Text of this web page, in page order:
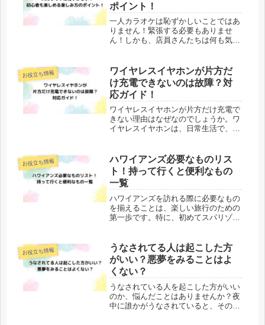
ポイント！
一人カラオケは恥ずかしいことではあ
りません！緊張する必要もありませ
ん！しかも、店員さんたちは何も気に
事では、一人カラオケは恥ずかしいの
か、初心者でも一人カラオケを楽しめ
る楽...
お役立ち情報
ワイヤレスイヤホンが片方だ
け充電できないのは故障？対
応ガイド！
ワイヤレスイヤホンが片方だけ充電で
きない理由はなぜなのでしょうか。ワ
イヤレスイヤホンは、日常生活で、音
すが、充電出来ないのは故障なのかと
心配になりますよね。しかし、このよ
う...
お役立ち情報
ハワイアンズ必要なものリス
ト！持って行くと便利なもの
一覧
ハワイアンズを訪れる際に必要なもの
を揃えることは、楽しい旅行のための
第一歩です。特に、初めてスパリゾー
ていけば良いのか悩みますよね。この
記事では、ハワイアンズで必要なもの
や...
お役立ち情報
うなされてる人は起こした方
がいい？悪夢をみることはよ
くない？
うなされている人を起こした方がいい
のか、悩んだことはありませんか？夜
中に誰かがうなされていると、そのま